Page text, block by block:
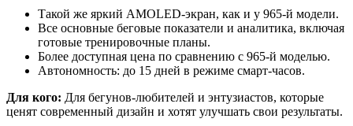
Такой же яркий AMOLED-экран, как и у 965-й модели.
Все основные беговые показатели и аналитика, включая
готовые тренировочные планы.
Более доступная цена по сравнению с 965-й моделью.
Автономность: до 15 дней в режиме смарт-часов.
Для кого: Для бегунов-любителей и энтузиастов, которые
ценят современный дизайн и хотят улучшать свои результаты.